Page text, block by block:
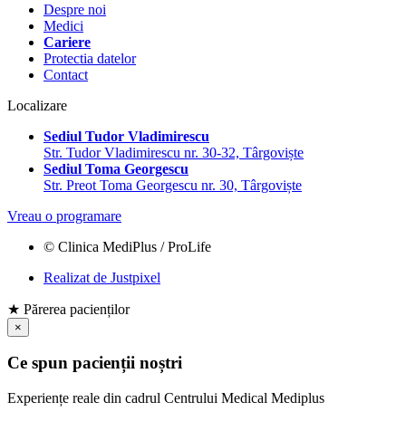
Despre noi
Medici
Cariere
Protectia datelor
Contact
Localizare
Sediul Tudor Vladimirescu
Str. Tudor Vladimirescu nr. 30-32, Târgoviște
Sediul Toma Georgescu
Str. Preot Toma Georgescu nr. 30, Târgoviște
Vreau o programare
© Clinica MediPlus / ProLife
Realizat de Justpixel
★ Părerea pacienților
×
Ce spun pacienții noștri
Experiențe reale din cadrul Centrului Medical Mediplus